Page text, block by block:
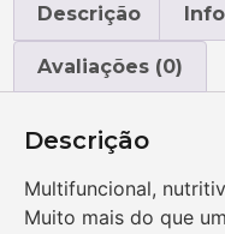
Descrição
Avaliações (0)
Descrição
Multifuncional,
Muito mais do que